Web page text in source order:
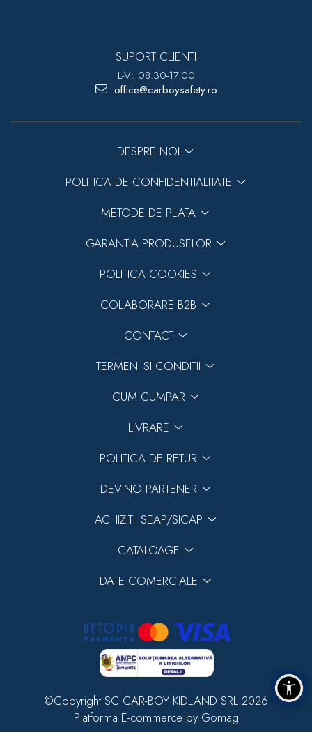
SUPORT CLIENTI
L-V: 08.30-17.00
office@carboysafety.ro
DESPRE NOI
POLITICA DE CONFIDENTIALITATE
METODE DE PLATA
GARANTIA PRODUSELOR
POLITICA COOKIES
COLABORARE B2B
CONTACT
TERMENI SI CONDITII
CUM CUMPAR
LIVRARE
POLITICA DE RETUR
DEVINO PARTENER
ACHIZITII SEAP/SICAP
CATALOAGE
DATE COMERCIALE
©Copyright SC CAR-BOY KIDLAND SRL 2026
Platforma E-commerce by Gomag